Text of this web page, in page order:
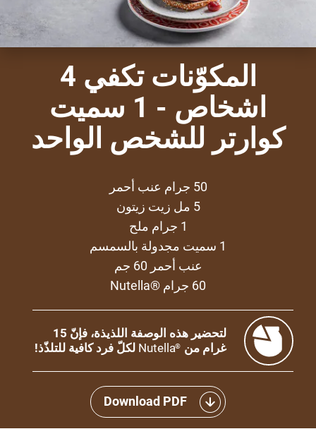
المكوّنات تكفي 4
اشخاص - 1 سميت
كوارتر للشخص الواحد
50 جرام عنب أحمر
5 مل زيت زيتون
1 جرام ملح
1 سميت مجدولة بالسمسم
عنب أحمر 60 جم
60 جرام ®Nutella
لتحضير هذه الوصفة اللذيذة، فإنّ 15
غرام من ®
Nutella لكلّ فرد كافية للتلذّذ!
Download PDF